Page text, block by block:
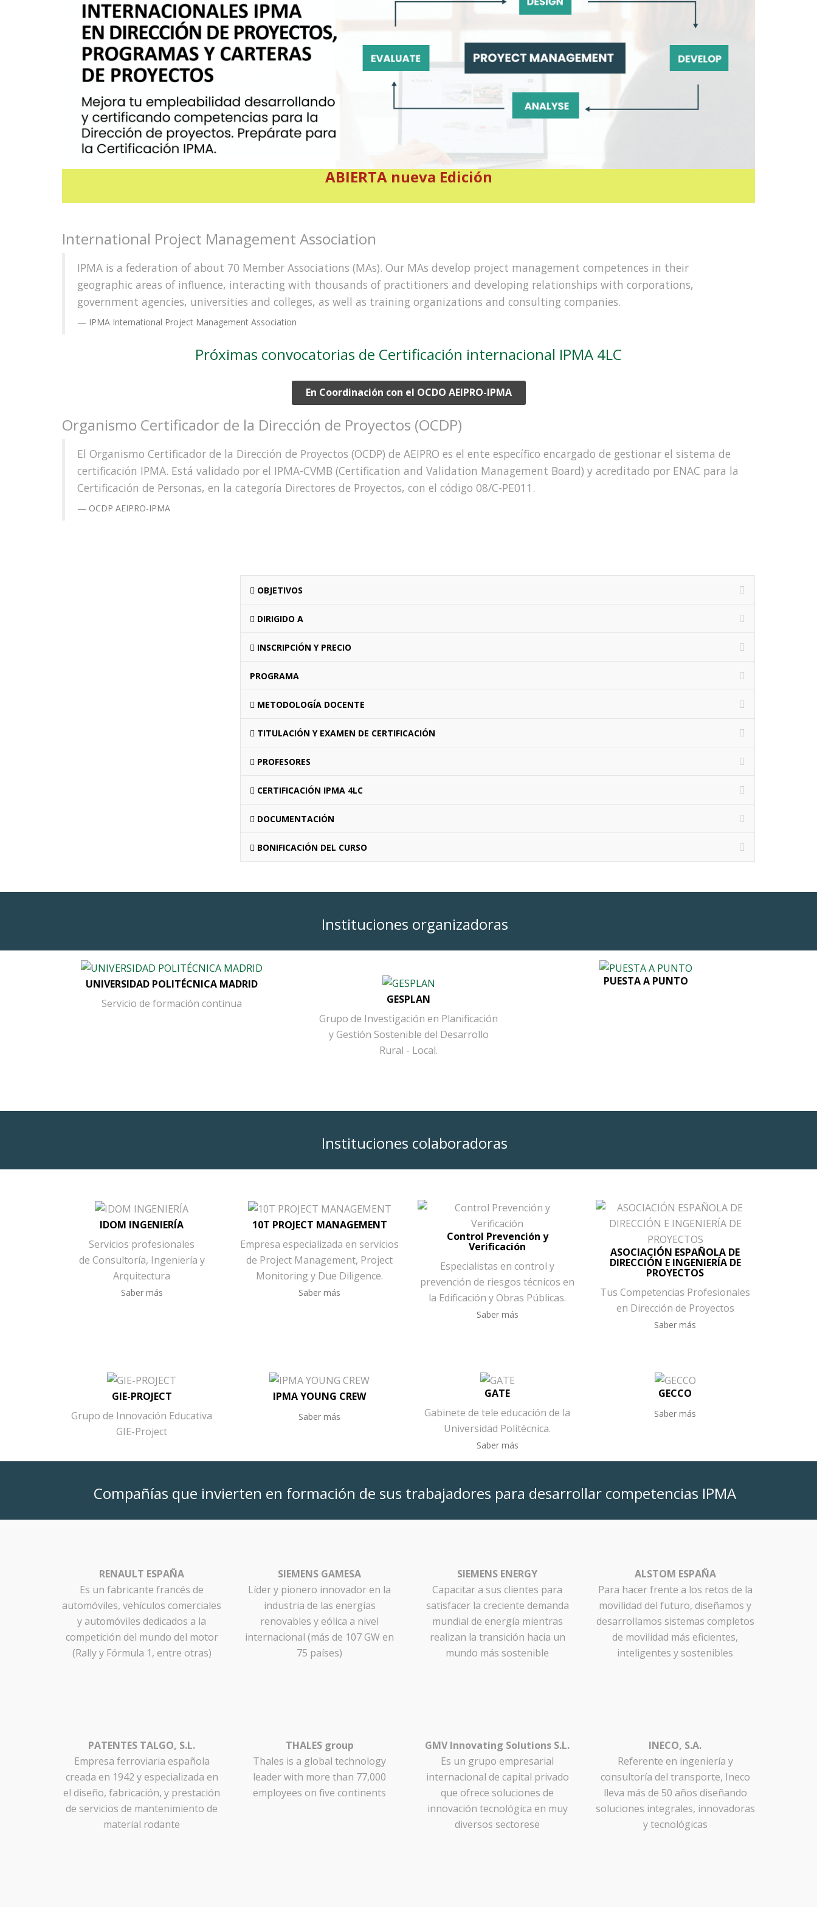
ABIERTA nueva Edición
International Project Management Association
IPMA is a federation of about 70 Member Associations (MAs). Our MAs develop project management competences in their
geographic areas of influence, interacting with thousands of practitioners and developing relationships with corporations,
government agencies, universities and colleges, as well as training organizations and consulting companies.
IPMA International Project Management Association
Próximas convocatorias de Certificación internacional IPMA 4LC
En Coordinación con el OCDO AEIPRO-IPMA
Organismo Certificador de la Dirección de Proyectos (OCDP)
El Organismo Certificador de la Dirección de Proyectos (OCDP) de AEIPRO es el ente específico encargado de gestionar el sistema de
certificación IPMA. Está validado por el IPMA-CVMB (Certification and Validation Management Board) y acreditado por ENAC para la
Certificación de Personas, en la categoría Directores de Proyectos, con el código 08/C-PE011.
OCDP AEIPRO-IPMA
OBJETIVOS
DIRIGIDO A
INSCRIPCIÓN Y PRECIO
PROGRAMA
METODOLOGÍA DOCENTE
TITULACIÓN Y EXAMEN DE CERTIFICACIÓN
PROFESORES
CERTIFICACIÓN IPMA 4LC
DOCUMENTACIÓN
BONIFICACIÓN DEL CURSO
Instituciones organizadoras
UNIVERSIDAD POLITÉCNICA MADRID
Servicio de formación continua
GESPLAN
Grupo de Investigación en Planificación
y Gestión Sostenible del Desarrollo
Rural - Local.
PUESTA A PUNTO
Instituciones colaboradoras
IDOM INGENIERÍA
Servicios profesionales
de Consultoría, Ingeniería y
Arquitectura
Saber más
10T PROJECT MANAGEMENT
Empresa especializada en servicios
de Project Management, Project
Monitoring y Due Diligence.
Saber más
Control Prevención y
Verificación
Especialistas en control y
prevención de riesgos técnicos en
la Edificación y Obras Públicas.
Saber más
ASOCIACIÓN ESPAÑOLA DE
DIRECCIÓN E INGENIERÍA DE
PROYECTOS
Tus Competencias Profesionales
en Dirección de Proyectos
Saber más
GIE-PROJECT
Grupo de Innovación Educativa
GIE-Project
IPMA YOUNG CREW
Saber más
GATE
Gabinete de tele educación de la
Universidad Politécnica.
Saber más
GECCO
Saber más
Compañías que invierten en formación de sus trabajadores para desarrollar competencias IPMA
RENAULT ESPAÑA
Es un fabricante francés de
automóviles, vehículos comerciales
y automóviles dedicados a la
competición del mundo del motor
(Rally y Fórmula 1, entre otras)
SIEMENS GAMESA
Líder y pionero innovador en la
industria de las energías
renovables y eólica a nivel
internacional (más de 107 GW en
75 países)
SIEMENS ENERGY
Capacitar a sus clientes para
satisfacer la creciente demanda
mundial de energía mientras
realizan la transición hacia un
mundo más sostenible
ALSTOM ESPAÑA
Para hacer frente a los retos de la
movilidad del futuro, diseñamos y
desarrollamos sistemas completos
de movilidad más eficientes,
inteligentes y sostenibles
PATENTES TALGO, S.L.
Empresa ferroviaria española
creada en 1942 y especializada en
el diseño, fabricación, y prestación
de servicios de mantenimiento de
material rodante
THALES group
Thales is a global technology
leader with more than 77,000
employees on five continents
GMV Innovating Solutions S.L.
Es un grupo empresarial
internacional de capital privado
que ofrece soluciones de
innovación tecnológica en muy
diversos sectorese
INECO, S.A.
Referente en ingeniería y
consultoría del transporte, Ineco
lleva más de 50 años diseñando
soluciones integrales, innovadoras
y tecnológicas